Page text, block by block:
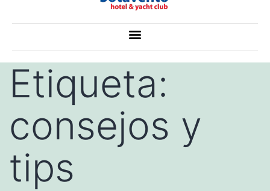
Etiqueta:
consejos y
tips